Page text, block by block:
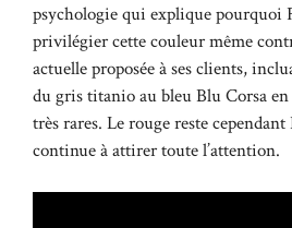
psychologie qui explique pourquoi
privilégier cette couleur même
actuelle proposée à ses clients,
du gris titanio au bleu Blu Corsa en
très rares. Le rouge reste
continue à attirer toute l’attention.